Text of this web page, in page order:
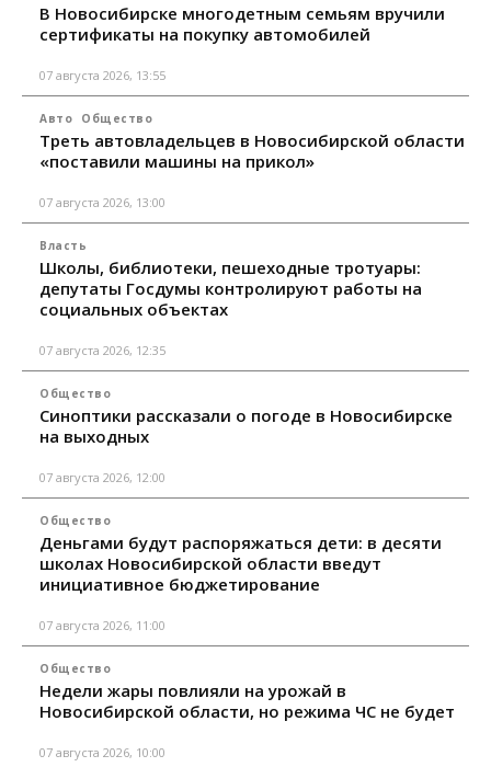
В Новосибирске многодетным семьям вручили
сертификаты на покупку автомобилей
07 августа 2026, 13:55
Авто Общество
Треть автовладельцев в Новосибирской области
«поставили машины на прикол»
07 августа 2026, 13:00
Власть
Школы, библиотеки, пешеходные тротуары:
депутаты Госдумы контролируют работы на
социальных объектах
07 августа 2026, 12:35
Общество
Синоптики рассказали о погоде в Новосибирске
на выходных
07 августа 2026, 12:00
Общество
Деньгами будут распоряжаться дети: в десяти
школах Новосибирской области введут
инициативное бюджетирование
07 августа 2026, 11:00
Общество
Недели жары повлияли на урожай в
Новосибирской области, но режима ЧС не будет
07 августа 2026, 10:00